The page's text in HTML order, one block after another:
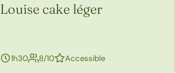
Louise cake léger
1h30 8/10personnes
Accessible